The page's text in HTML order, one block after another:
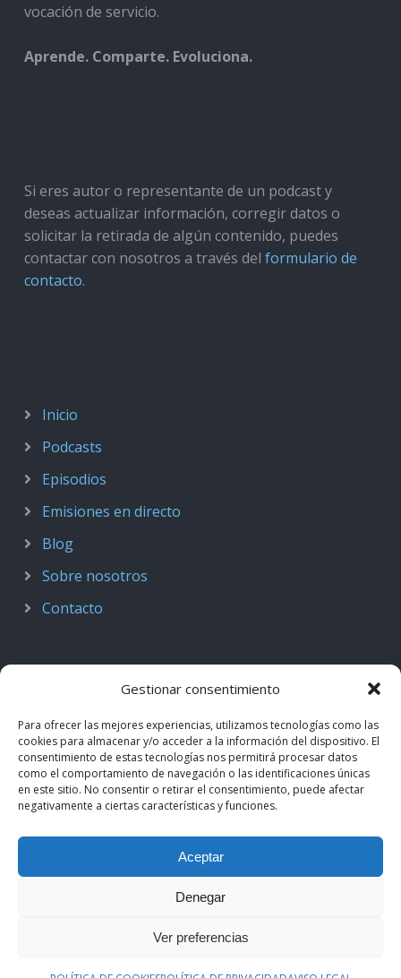
Gestionar consentimiento
Para ofrecer las mejores experiencias, utilizamos tecnologías como las
cookies para almacenar y/o acceder a la información del dispositivo. El
consentimiento de estas tecnologías nos permitirá procesar datos
como el comportamiento de navegación o las identificaciones únicas
en este sitio. No consentir o retirar el consentimiento, puede afectar
negativamente a ciertas características y funciones.
Aceptar
Denegar
Ver preferencias
vocación de servicio.
Aprende. Comparte. Evoluciona.
Si eres autor o representante de un podcast y
deseas actualizar información, corregir datos o
solicitar la retirada de algún contenido, puedes
contactar con nosotros a través del formulario de
contacto.
Inicio
Podcasts
Episodios
Emisiones en directo
Blog
Sobre nosotros
Contacto
Podcast de Medicina · by casiMedicos
Radio casiMedicos
. Los contenidos pertenecen a sus
autores originales y se muestran mediante
Política de privacidad